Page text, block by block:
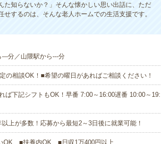
知らないか？」そんな懐かしい思い出話に、ただ
するのは、そんな老人ホームでの生活支援です。
分／山隈駅から---分
の相談OK！■希望の曜日があればご相談ください！
ば下記シフトもOK！早番 7:00～16:00遅番 10:00～19:
上が多数！応募から最短2～3日後に就業可能！
OK ■扶養内OK ■日収1万400円以上